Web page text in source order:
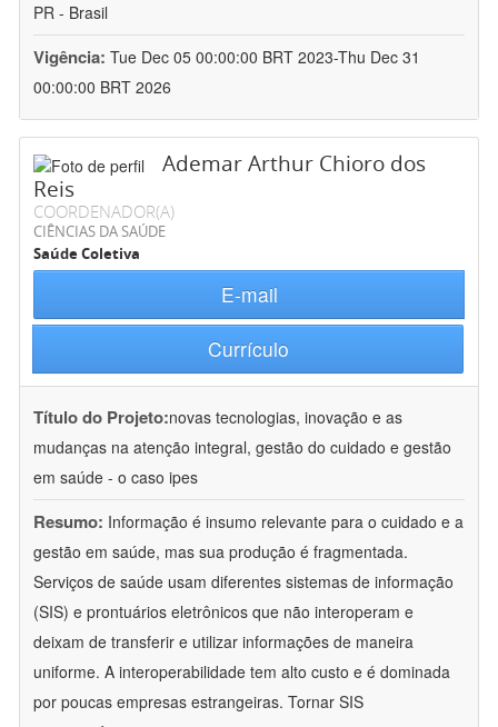
PR - Brasil
Vigência: Tue Dec 05 00:00:00 BRT 2023-Thu Dec 31
00:00:00 BRT 2026
Ademar Arthur Chioro dos
Reis
COORDENADOR(A)
CIÊNCIAS DA SAÚDE
Saúde Coletiva
E-mail
Currículo
Título do Projeto:novas tecnologias, inovação e as
mudanças na atenção integral, gestão do cuidado e gestão
em saúde - o caso ipes
Resumo: Informação é insumo relevante para o cuidado e a
gestão em saúde, mas sua produção é fragmentada.
Serviços de saúde usam diferentes sistemas de informação
(SIS) e prontuários eletrônicos que não interoperam e
deixam de transferir e utilizar informações de maneira
uniforme. A interoperabilidade tem alto custo e é dominada
por poucas empresas estrangeiras. Tornar SIS